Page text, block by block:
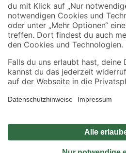
Jetzt die toom-App herunterladen
Alle Preisangaben in EUR inkl. gesetzl. MwSt.. Die
Umständen nicht in allen Märkten verfügbar. Die
Produkte nur solange der Vorrat reicht.
*Paketversand ab 59 € versandkostenfrei, gilt nicht
Privatsphäre
Nutzungsbedingungen
Widerrufsrecht